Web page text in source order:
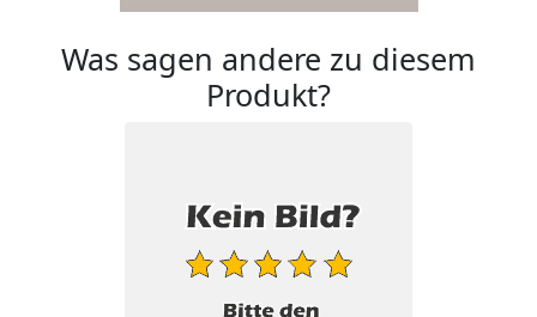
Was sagen andere zu diesem
Produkt?